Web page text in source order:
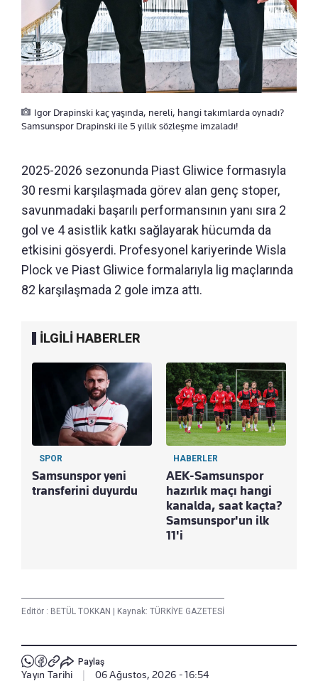
Igor Drapinski kaç yaşında, nereli, hangi takımlarda oynadı?
Samsunspor Drapinski ile 5 yıllık sözleşme imzaladı!
2025-2026 sezonunda Piast Gliwice formasıyla
30 resmi karşılaşmada görev alan genç stoper,
savunmadaki başarılı performansının yanı sıra 2
gol ve 4 asistlik katkı sağlayarak hücumda da
etkisini gösyerdi. Profesyonel kariyerinde Wisla
Plock ve Piast Gliwice formalarıyla lig maçlarında
82 karşılaşmada 2 gole imza attı.
İLGİLİ HABERLER
SPOR
Samsunspor yeni
transferini duyurdu
HABERLER
AEK-Samsunspor
hazırlık maçı hangi
kanalda, saat kaçta?
Samsunspor'un ilk
11'i
Editör : BETÜL TOKKAN | Kaynak: TÜRKİYE GAZETESİ
Paylaş
Yayın Tarihi | 06 Ağustos, 2026 - 16:54